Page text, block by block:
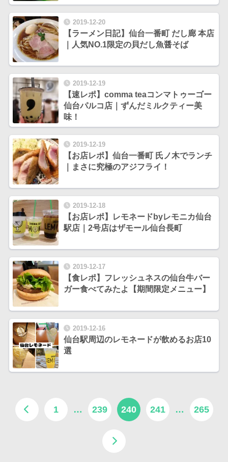
2019-12-20
【ラーメン日記】仙台一番町 だし廊 本店
｜人気NO.1限定の貝だし魚醤そば
2019-12-19
【速レポ】comma teaコンマトゥーゴー
仙台パルコ店｜ずんだミルクティー美
味！
2019-12-19
【お店レポ】仙台一番町 氏ノ木でランチ
｜まさに究極のアジフライ！
2019-12-18
【お店レポ】レモネードbyレモニカ仙台
駅店｜2号店はザモール仙台長町
2019-12-17
【食レポ】フレッシュネスの仙台牛バー
ガー食べてみたよ【期間限定メニュー】
2019-12-16
仙台駅周辺のレモネードが飲めるお店10
選
1 … 239 240 241 … 265